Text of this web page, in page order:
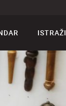
ISTRAŽI